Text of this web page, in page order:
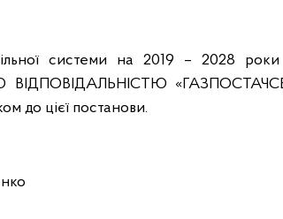
системи на 2019 – 2028 роки
до цієї постанови.